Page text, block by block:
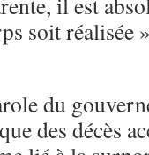
soit réalisée
du
des décès